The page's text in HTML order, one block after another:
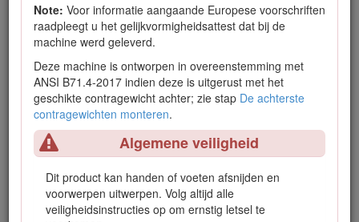
Note: Voor informatie aangaande Europese voorschriften
raadpleegt u het gelijkvormigheidsattest dat bij de
machine werd geleverd.
Deze machine is ontworpen in overeenstemming met
ANSI B71.4-2017 indien deze is uitgerust met het
geschikte contragewicht achter; zie stap De achterste
contragewichten monteren.
Algemene veiligheid
Dit product kan handen of voeten afsnijden en
voorwerpen uitwerpen. Volg altijd alle
veiligheidsinstructies op om ernstig letsel te
garanderen, moet u de inhoud van deze
Gebruikershandleiding zorgvuldig lezen en volledig
begrijpen. Als u nalaat deze bedieningsinstructies op te
volgen of geen goede training krijgt, kan dit leiden tot
letsel. Ga naar www.Toro.com voor meer informatie over
veilige bediening, inclusief veiligheidstips en
trainingsmaterialen.
U kunt op www.Toro.com rechtstreeks contact met Toro
opnemen om informatie over producten en accessoires te
registreren.
Als u service, originele Toro onderdelen of aanvullende